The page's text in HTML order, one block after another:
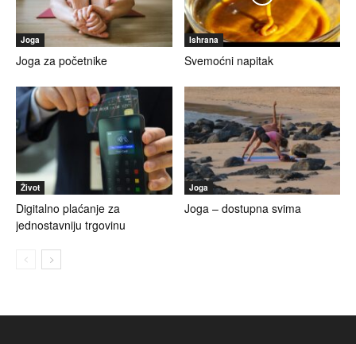
Joga
Joga za početnike
Ishrana
Svemoćni napitak
Život
Digitalno plaćanje za
jednostavniju trgovinu
Joga
Joga – dostupna svima